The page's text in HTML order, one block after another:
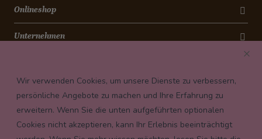
Onlineshop
Unternehmen
Payment conditions
Wir verwenden Cookies, um unsere Dienste zu verbessern,
persönliche Angebote zu machen und Ihre Erfahrung zu
erweitern. Wenn Sie die unten aufgeführten optionalen
Cookies nicht akzeptieren, kann Ihr Erlebnis beeinträchtigt